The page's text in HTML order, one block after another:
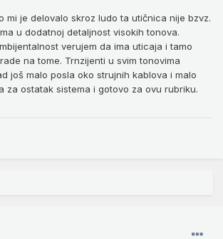
mi je delovalo skroz ludo ta utičnica nije bzvz.
u dodatnoj detaljnost visokih tonova.
verujem da ima uticaja i tamo
na tome. Trnzijenti u svim tonovima
još malo posla oko strujnih kablova i malo
za ostatak sistema i gotovo za ovu rubriku.